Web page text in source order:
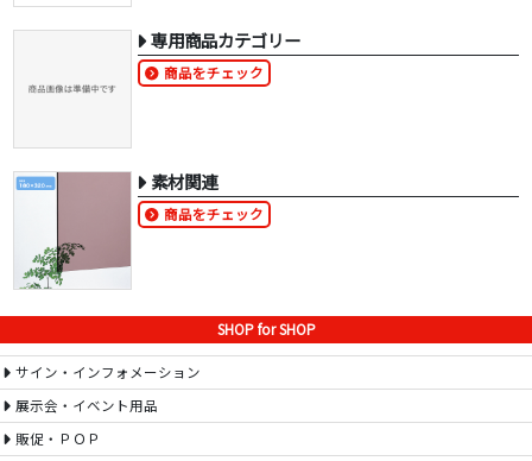
専用商品カテゴリー
商品をチェック
素材関連
商品をチェック
SHOP for SHOP
サイン・インフォメーション
展示会・イベント用品
販促・ＰＯＰ